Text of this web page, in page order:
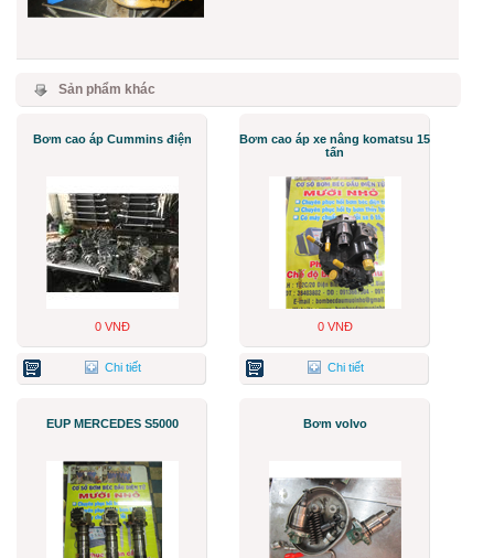
Sản phẩm khác
Bơm cao áp Cummins điện
0 VNĐ
Chi tiết
Bơm cao áp xe nâng komatsu 15
tấn
0 VNĐ
Chi tiết
EUP MERCEDES S5000 Bơm volvo